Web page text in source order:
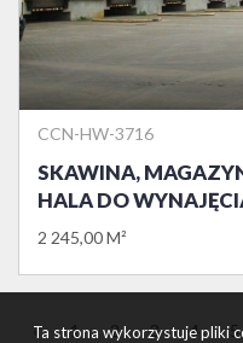
CCN-HW-3716
SKAWINA,
HALA DO
2 245,00 M²
« 1 2 3 4 5
Ta strona wykorzystuje pliki